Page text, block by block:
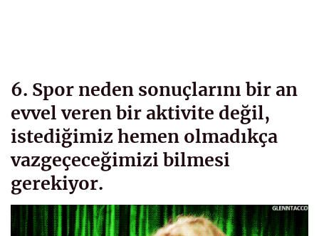
6. Spor neden sonuçlarını bir an
evvel veren bir aktivite değil,
istediğimiz hemen olmadıkça
vazgeçeceğimizi bilmesi
gerekiyor.